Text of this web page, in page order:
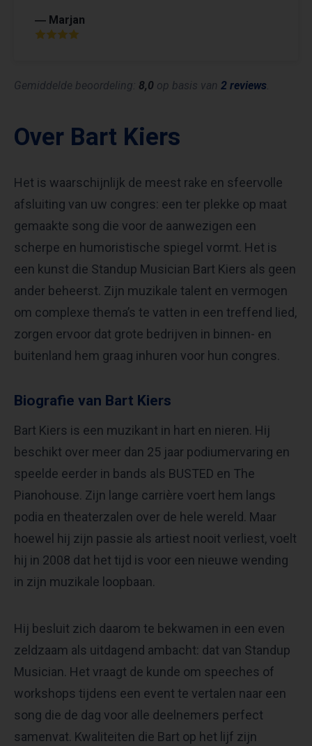
― Marjan
Gemiddelde beoordeling: 8,0 op basis van 2 reviews.
Over Bart Kiers
Het is waarschijnlijk de meest rake en sfeervolle
afsluiting van uw congres: een ter plekke op maat
gemaakte song die voor de aanwezigen een
scherpe en humoristische spiegel vormt. Het is
een kunst die Standup Musician Bart Kiers als geen
ander beheerst. Zijn muzikale talent en vermogen
om complexe thema’s te vatten in een treffend lied,
zorgen ervoor dat grote bedrijven in binnen- en
buitenland hem graag inhuren voor hun congres.
Biografie van Bart Kiers
Bart Kiers is een muzikant in hart en nieren. Hij
beschikt over meer dan 25 jaar podiumervaring en
speelde eerder in bands als BUSTED en The
Pianohouse. Zijn lange carrière voert hem langs
podia en theaterzalen over de hele wereld. Maar
hoewel hij zijn passie als artiest nooit verliest, voelt
hij in 2008 dat het tijd is voor een nieuwe wending
in zijn muzikale loopbaan.
Hij besluit zich daarom te bekwamen in een even
zeldzaam als uitdagend ambacht: dat van Standup
Musician. Het vraagt de kunde om speeches of
workshops tijdens een event te vertalen naar een
song die de dag voor alle deelnemers perfect
samenvat. Kwaliteiten die Bart op het lijf zijn